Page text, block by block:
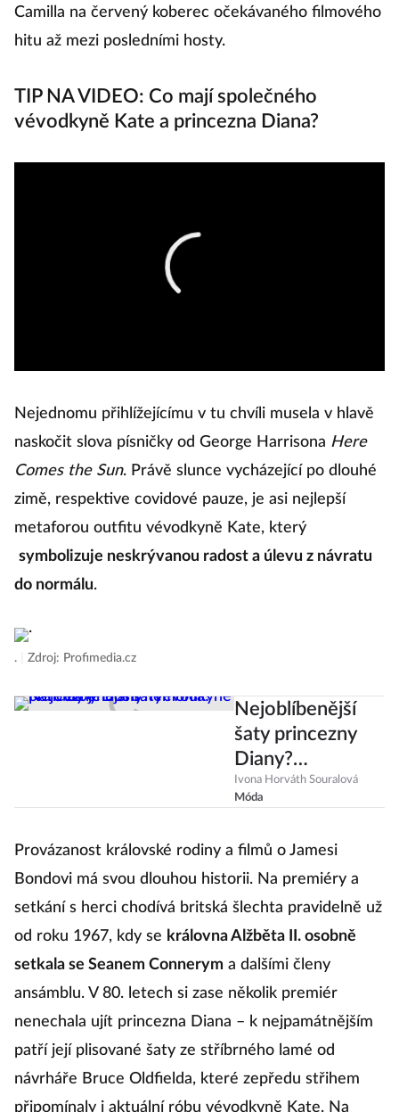
Camilla na červený koberec očekávaného filmového
hitu až mezi posledními hosty.
TIP NA VIDEO: Co mají společného
vévodkyně Kate a princezna Diana?
Nejednomu přihlížejícímu v tu chvíli musela v hlavě
naskočit slova písničky od George Harrisona Here
Comes the Sun. Právě slunce vycházející po dlouhé
zimě, respektive covidové pauze, je asi nejlepší
metaforou outfitu vévodkyně Kate, který
symbolizuje neskrývanou radost a úlevu z návratu
do normálu.
. Zdroj: Profimedia.cz
Nejoblíbenější
šaty princezny
Diany?
Vévodkyně Kate
by je nosit
Ivona Horváth Souralová
Móda
Provázanost královské rodiny a filmů o Jamesi
Bondovi má svou dlouhou historii. Na premiéry a
setkání s herci chodívá britská šlechta pravidelně už
od roku 1967, kdy se královna Alžběta II. osobně
setkala se Seanem Connerym a dalšími členy
ansámblu. V 80. letech si zase několik premiér
nenechala ujít princezna Diana – k nejpamátnějším
patří její plisované šaty ze stříbrného lamé od
návrháře Bruce Oldfielda, které zepředu střihem
připomínaly i aktuální róbu vévodkyně Kate. Na